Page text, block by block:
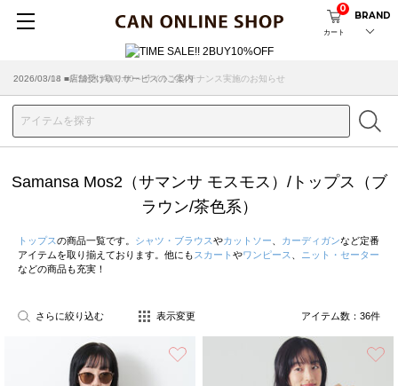
カート
0
BRAND
2026/08/04 ■8/13(木)AM2:00～サイトメンテナンス実施のお知らせ
Samansa Mos2（サマンサ モスモス）/トップス（ブ
ラウン/茶色系）
トップスの商品一覧です。 シャツ・ブラウスやカットソー カーディガンなど定番
アイテムを取り揃えております。他にも スカート やワンピース
ニット・セーター
などの商品も充実！
さらに絞り込む 表示変更 アイテム数： 36件